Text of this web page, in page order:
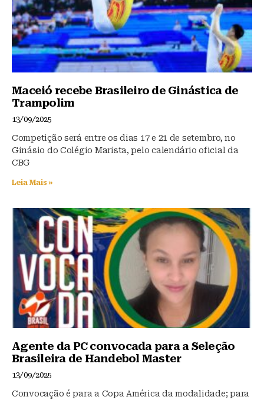
Maceió recebe Brasileiro de Ginástica de
Trampolim
13/09/2025
Competição será entre os dias 17 e 21 de setembro, no
Ginásio do Colégio Marista, pelo calendário oficial da
CBG
Leia Mais »
Agente da PC convocada para a Seleção
Brasileira de Handebol Master
13/09/2025
Convocação é para a Copa América da modalidade; para